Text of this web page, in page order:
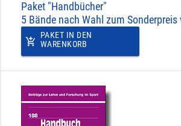
Paket "Handbücher"
5 Bände nach Wahl zum Sonderpreis
add_shopping_cart
PAKET IN DEN
WARENKORB